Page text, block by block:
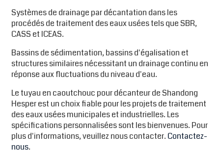
Systèmes de drainage par décantation dans les
procédés de traitement des eaux usées tels que SBR,
CASS et ICEAS.
Bassins de sédimentation, bassins d'égalisation et
structures similaires nécessitant un drainage continu en
réponse aux fluctuations du niveau d'eau.
Le tuyau en caoutchouc pour décanteur de Shandong
Hesper est un choix fiable pour les projets de traitement
des eaux usées municipales et industrielles. Les
spécifications personnalisées sont les bienvenues. Pour
plus d'informations, veuillez nous contacter. Contactez-
nous.